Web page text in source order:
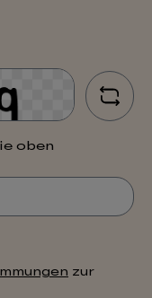
oben
zur